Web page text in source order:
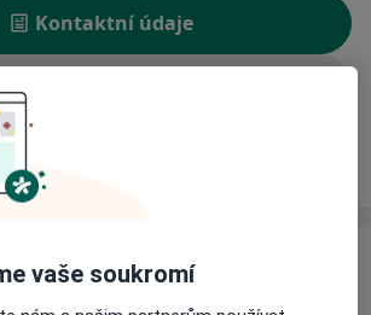
Kontaktní údaje
Adresy
vaše soukromí